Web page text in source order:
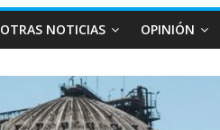
OTRAS NOTICIAS OPINIÓN